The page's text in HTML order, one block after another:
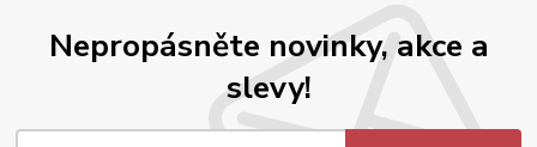
Nepropásněte novinky, akce a
slevy!